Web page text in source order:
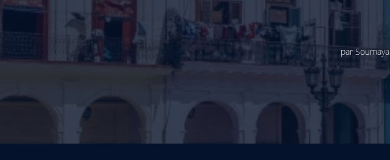
parSoumaya